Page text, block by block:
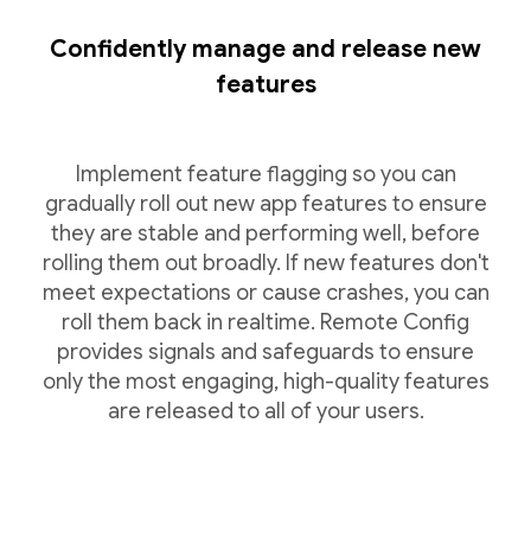
Confidently manage and release new
features
Implement feature flagging so you can
gradually roll out new app features to ensure
they are stable and performing well, before
rolling them out broadly. If new features don't
meet expectations or cause crashes, you can
roll them back in realtime. Remote Config
provides signals and safeguards to ensure
only the most engaging, high-quality features
are released to all of your users.